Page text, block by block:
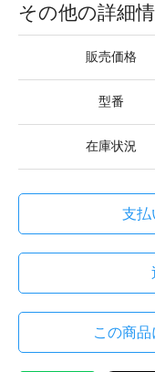
その他の詳細
販売価格
型番
在庫状況
支払
この商